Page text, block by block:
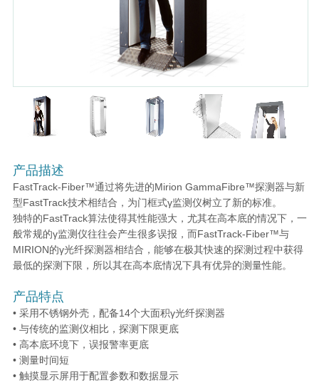
产品描述
FastTrack-Fiber™通过将先进的Mirion GammaFibre™探测器与新
型FastTrack技术相结合，为门框式γ监测仪树立了新的标准。
独特的FastTrack算法使得其性能强大，尤其在高本底的情况下，一
般常规的γ监测仪往往会产生很多误报，而FastTrack-Fiber™与
MIRION的γ光纤探测器相结合，能够在极其快速的探测过程中获得
最低的探测下限，所以其在高本底情况下具有优异的测量性能。
产品特点
• 采用不锈钢外壳，配备14个大面积γ光纤探测器
• 与传统的监测仪相比，探测下限更底
• 高本底环境下，误报警率更底
• 测量时间短
• 触摸显示屏用于配置参数和数据显示